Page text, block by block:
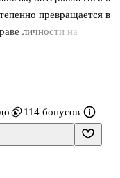
превращается в
личности на
между автором и
и интеллектуально
без адаптации и
114 бонусов